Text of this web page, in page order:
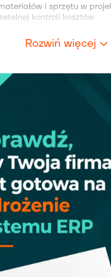
i sprzętu w
kontroli kosztów
Rozwiń więcej